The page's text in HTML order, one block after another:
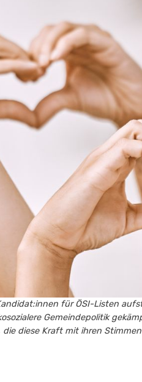
für ÖSI-Listen
Gemeindepolitik
die diese Kraft mit ihren